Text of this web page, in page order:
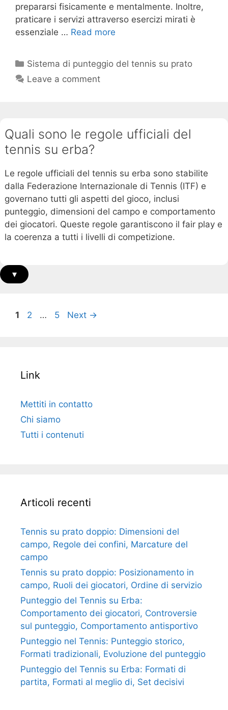
prepararsi fisicamente e mentalmente. Inoltre,
praticare i servizi attraverso esercizi mirati è
essenziale … Read more
Categories
Sistema di punteggio del tennis su prato
Leave a comment
Quali sono le regole ufficiali del
tennis su erba?
Le regole ufficiali del tennis su erba sono stabilite
dalla Federazione Internazionale di Tennis (ITF) e
governano tutti gli aspetti del gioco, inclusi
punteggio, dimensioni del campo e comportamento
dei giocatori. Queste regole garantiscono il fair play e
la coerenza a tutti i livelli di competizione.
▾
Page
1 Page
2 … Page
5 Next →
Link
Mettiti in contatto
Chi siamo
Tutti i contenuti
Articoli recenti
Tennis su prato doppio: Dimensioni del
campo, Regole dei confini, Marcature del
campo
Tennis su prato doppio: Posizionamento in
campo, Ruoli dei giocatori, Ordine di servizio
Punteggio del Tennis su Erba:
Comportamento dei giocatori, Controversie
sul punteggio, Comportamento antisportivo
Punteggio nel Tennis: Punteggio storico,
Formati tradizionali, Evoluzione del punteggio
Punteggio del Tennis su Erba: Formati di
partita, Formati al meglio di, Set decisivi